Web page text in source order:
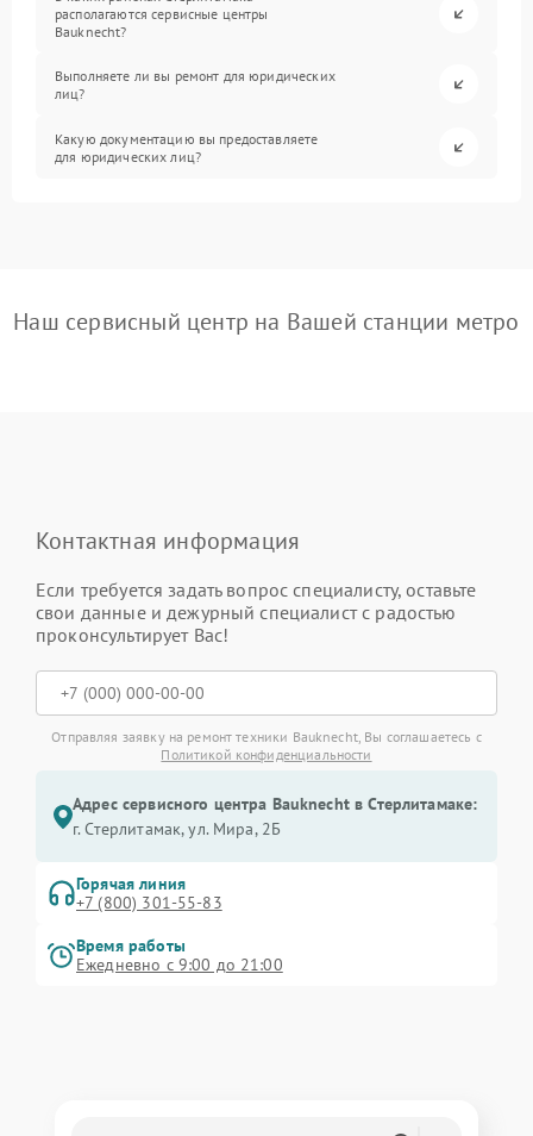
располагаются сервисные центры
Bauknecht?
Выполняете ли вы ремонт для юридических
лиц?
Какую документацию вы предоставляете
для юридических лиц?
Наш сервисный центр на Вашей станции метро
Контактная информация
Если требуется задать вопрос специалисту, оставьте
свои данные и дежурный специалист с радостью
проконсультирует Вас!
Отправляя заявку на ремонт техники Bauknecht, Вы соглашаетесь с
Политикой конфиденциальности
Адрес сервисного центра Bauknecht в Стерлитамаке:
г. Стерлитамак, ул. Мира, 2Б
Горячая линия
+7 (800) 301-55-83
Время работы
Ежедневно с 9:00 до 21:00